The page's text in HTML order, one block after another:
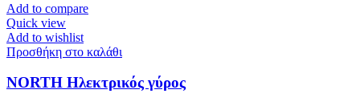
Add to compare
Quick view
Add to wishlist
Προσθήκη στο καλάθι
NORTH Ηλεκτρικός γύρος